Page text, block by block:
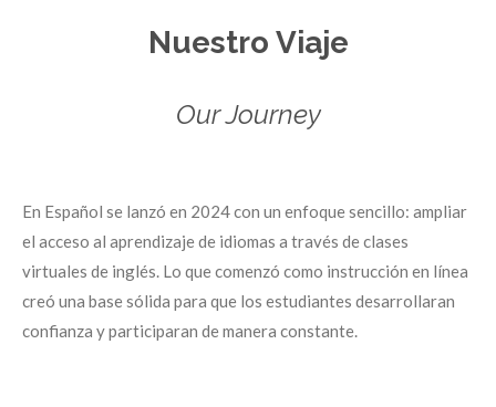
Nuestro Viaje
Our Journey
En Español se lanzó en 2024 con un enfoque sencillo: ampliar
el acceso al aprendizaje de idiomas a través de clases
virtuales de inglés. Lo que comenzó como instrucción en línea
creó una base sólida para que los estudiantes desarrollaran
confianza y participaran de manera constante.